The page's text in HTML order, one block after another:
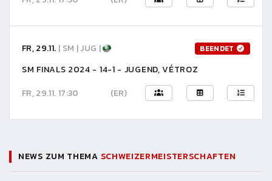
FR, 29.11. | SM | JUG | BEENDET
SM FINALS 2024 - 14-1 - JUGEND, VÉTROZ
FR, 29.11. 17:30
(ER)
NEWS ZUM THEMA SCHWEIZERMEISTERSCHAFTEN